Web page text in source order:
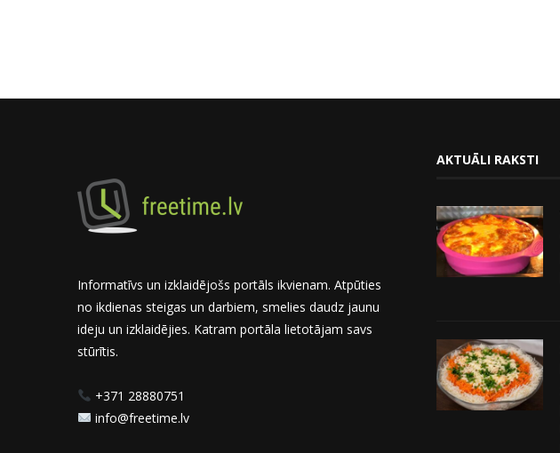
Informatīvs un izklaidējošs portāls ikvienam. Atpūties
no ikdienas steigas un darbiem, smelies daudz jaunu
ideju un izklaidējies. Katram portāla lietotājam savs
stūrītis.
+371 28880751
info@freetime.lv
AKTUĀLI RAKSTI